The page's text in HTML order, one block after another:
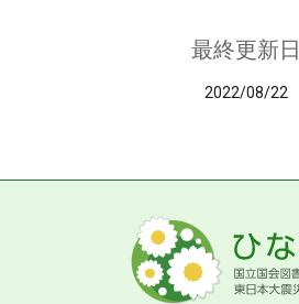
最終更新日
2022/08/22